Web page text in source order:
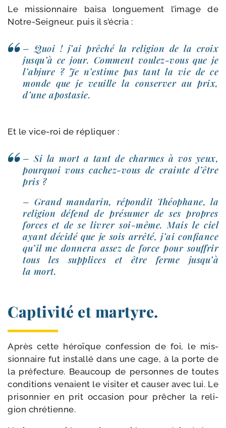
Le mis­sion­naire bai­sa lon­gue­ment l’image de
Notre-​Seigneur, puis il s’écria :
– Quoi ! j’ai prê­ché la reli­gion de la croix
jusqu’à ce jour. Com­ment voulez-​vous que je
l’abjure ? Je n’estime pas tant la vie de ce
monde que je veuille la conser­ver au prix,
d’une apostasie.
Et le vice-​roi de répliquer :
– Si la mort a tant de charmes à vos yeux,
pour­quoi vous cachez-​vous de crainte d’être
pris ?
– Grand man­da­rin, répon­dit Théophane, la
reli­gion défend de pré­su­mer de ses propres
forces et de se livrer soi-​même. Mais le ciel
ayant déci­dé que je sois arrê­té, j’ai confiance
qu’il me don­ne­ra assez de force pour souf­frir
tous les sup­plices et être ferme jusqu’à
la mort.
Captivité et martyre.
Après cette héroïque confes­sion de foi, le mis­
sion­naire fut in­stallé dans une cage, à la porte de
la pré­fec­ture. Beaucoup de per­sonnes de toutes
condi­tions venaient le visi­ter et cau­ser avec lui. Le
pri­son­nier en prit occa­sion pour prê­cher la reli­
gion chrétienne.